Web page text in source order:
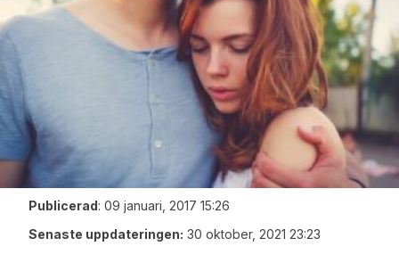
Publicerad: 09 januari, 2017 15:26
Senaste uppdateringen: 30 oktober, 2021 23:23